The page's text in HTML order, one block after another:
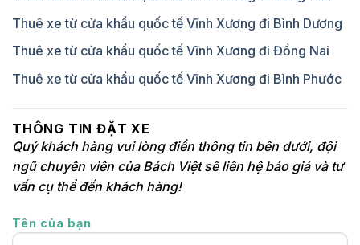
Thuê xe từ cửa khẩu quốc tế Vĩnh Xương đi Bình Dương
Thuê xe từ cửa khẩu quốc tế Vĩnh Xương đi Đồng Nai
Thuê xe từ cửa khẩu quốc tế Vĩnh Xương đi Bình Phước
THÔNG TIN ĐẶT XE
Quý khách hàng vui lòng điền thông tin bên dưới, đội
ngũ chuyên viên của Bách Việt sẽ liên hệ báo giá và tư
vấn cụ thể đến khách hàng!
Tên của bạn